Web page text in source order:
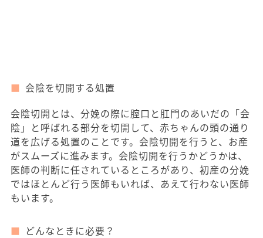
会陰を切開する処置
会陰切開とは、分娩の際に腟口と肛門のあいだの「会
陰」と呼ばれる部分を切開して、赤ちゃんの頭の通り
道を広げる処置のことです。会陰切開を行うと、お産
がスムーズに進みます。会陰切開を行うかどうかは、
医師の判断に任されているところがあり、初産の分娩
ではほとんど行う医師もいれば、あえて行わない医師
もいます。
どんなときに必要？